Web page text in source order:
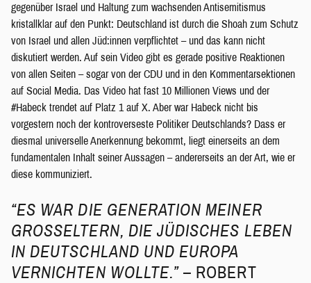
gegenüber Israel und Haltung zum wachsenden Antisemitismus
kristallklar auf den Punkt: Deutschland ist durch die Shoah zum Schutz
von Israel und allen Jüd:innen verpflichtet – und das kann nicht
diskutiert werden. Auf sein Video gibt es gerade positive Reaktionen
von allen Seiten – sogar von der CDU und in den Kommentarsektionen
auf Social Media. Das Video hat fast 10 Millionen Views und der
#Habeck trendet auf Platz 1 auf X. Aber war Habeck nicht bis
vorgestern noch der kontroverseste Politiker Deutschlands? Dass er
diesmal universelle Anerkennung bekommt, liegt einerseits an dem
fundamentalen Inhalt seiner Aussagen – andererseits an der Art, wie er
diese kommuniziert.
“ES WAR DIE GENERATION MEINER
GROSSELTERN, DIE JÜDISCHES LEBEN I
N DEUTSCHLAND UND EUROPA V
ERNICHTEN WOLLTE.”
– ROBERT